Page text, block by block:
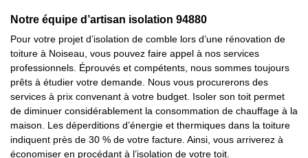
Notre équipe d’artisan isolation 94880
Pour votre projet d’isolation de comble lors d’une rénovation de
toiture à Noiseau, vous pouvez faire appel à nos services
professionnels. Éprouvés et compétents, nous sommes toujours
prêts à étudier votre demande. Nous vous procurerons des
services à prix convenant à votre budget. Isoler son toit permet
de diminuer considérablement la consommation de chauffage à la
maison. Les déperditions d’énergie et thermiques dans la toiture
indiquent près de 30 % de votre facture. Ainsi, vous arriverez à
économiser en procédant à l’isolation de votre toit.